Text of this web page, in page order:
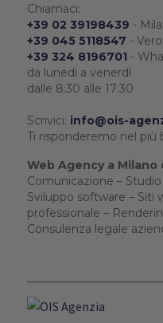
Chiamaci:
+39 02 39198439 -
+39 045 5118547 -
+39 324 8196701 -
da lunedì a venerdì
dalle 8:30 alle 17:30
Scrivici: info@ois-
Ti risponderemo nel più
Web Agency a Milano
Comunicazione –
Sviluppo software – Siti
professionale –
Consulenza legale